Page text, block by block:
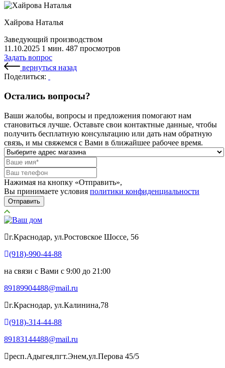
Хайрова Наталья
Заведующий производством
11.10.2025 1 мин. 487 просмотров
Задать вопрос
вернуться назад
Поделиться:
Остались вопросы?
Ваши жалобы, вопросы и предложения помогают нам
становиться лучше. Оставьте свои контактные данные, чтобы
получить бесплатную консультацию или дать нам обратную
связь, и мы свяжемся с Вами в ближайшее рабочее время.
Нажимая на кнопку «Отправить»,
Вы принимаете условия политики конфиденциальности
Отправить
г.Краснодар, ул.Ростовское Шоссе, 56
(918)-990-44-88
на связи с Вами с 9:00 до 21:00
89189904488@mail.ru
г.Краснодар, ул.Калинина,78
(918)-314-44-88
89183144488@mail.ru
респ.Адыгея,пгт.Энем,ул.Перова 45/5